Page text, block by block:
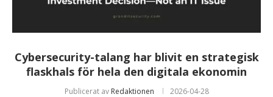
Cybersecurity-talang har blivit en strategisk
flaskhals för hela den digitala ekonomin
Publicerat av Redaktionen 2026-04-28